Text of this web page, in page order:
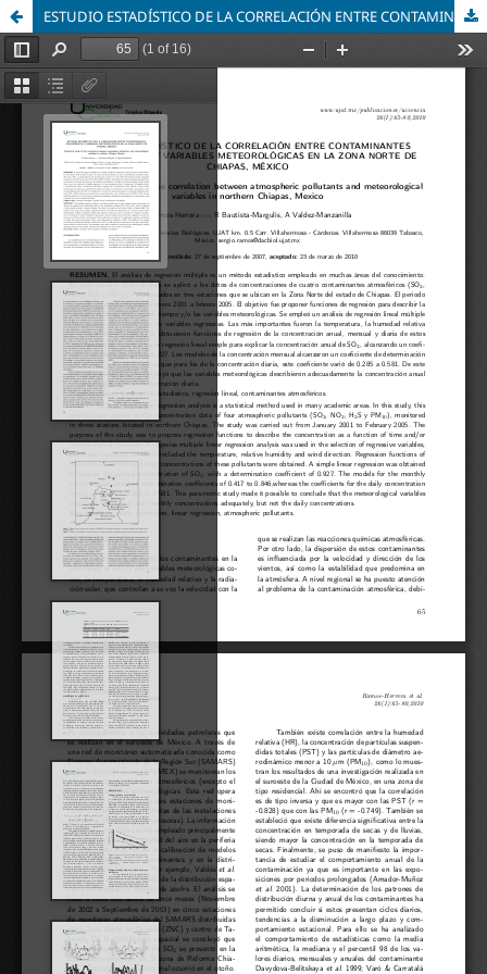
ESTUDIO ESTADÍSTICO DE LA CORRELACIÓN ENTRE CONTAMINANTES ATMOSFÉRICOS Y VARIABLES METEOROLÓGICAS EN LA ZONA NORTE DE CHIAPAS, MÉXICO